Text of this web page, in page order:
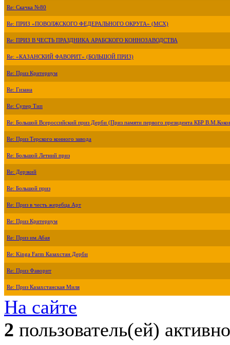
Re: Скачка №80
Re: ПРИЗ «ПОВОЛЖСКОГО ФЕДЕРАЛЬНОГО ОКРУГА» (МСХ)
Re: ПРИЗ В ЧЕСТЬ ПРАЗДНИКА АРАБСКОГО КОННОЗАВОДСТВА
Re: «КАЗАНСКИЙ ФАВОРИТ» (БОЛЬШОЙ ПРИЗ)
Re: Приз Критериум
Re: Гизана
Re: Супер Тип
Re: Большой Всероссийский приз Дерби (Приз памяти первого президента КБР
Re: Приз Терского конного завода
Re: Большой Летний приз
Re: Дерзкий
Re: Большой приз
Re: Приз в честь жеребца Арт
Re: Приз Критериум
Re: Приз им.Абая
Re: Kinga Farm Казахстан Дерби
Re: Приз Фаворит
Re: Приз Казахстанская Миля
На сайте
2 пользователь(ей) активно